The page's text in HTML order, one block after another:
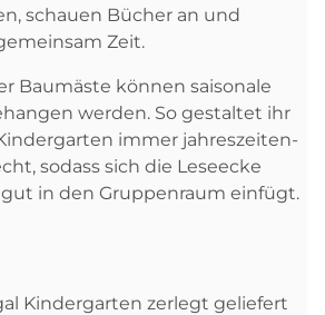
schauen Bücher an und
Zeit.
Baumäste können saisonale
werden. So gestaltet ihr
immer jahreszeiten-
sodass sich die Leseecke
in den Gruppenraum einfügt.
Kindergarten zerlegt geliefert